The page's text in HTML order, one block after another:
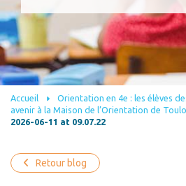
Accueil
Orientation en 4e : les élèves
avenir à la Maison de l’Orientation de
2026-06-11 at 09.07.22
Retour blog